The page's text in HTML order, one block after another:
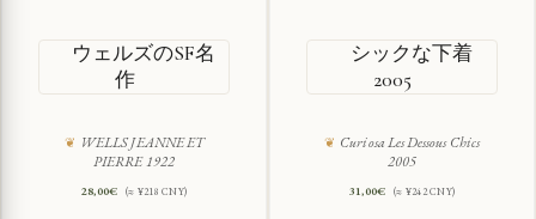
ウェルズのSF名
作
WELLS JEANNE ET
PIERRE 1922
28,00€ (≈ ¥218 CNY)
シックな下着
2005
Curiosa Les Dessous Chics
2005
31,00€ (≈ ¥242 CNY)